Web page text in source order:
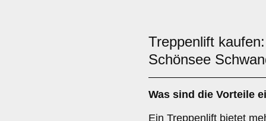
Treppenlift
Schönsee
Was sind die Vorteile
Ein Treppenlift bietet